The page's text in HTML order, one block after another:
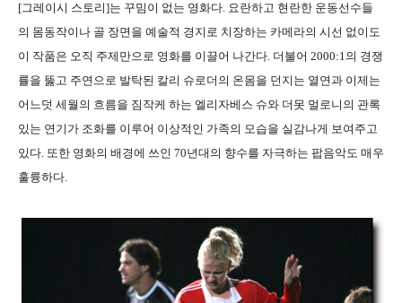
[그레이시 스토리]는 꾸밈이 없는 영화다. 요란하고 현란한 운동선수들
의 몸동작이나 골 장면을 예술적 경지로 치장하는 카메라의 시선 없이도
이 작품은 오직 주제만으로 영화를 이끌어 나간다. 더불어 2000:1의 경쟁
률을 뚫고 주연으로 발탁된 칼리 슈로더의 온몸을 던지는 열연과 이제는
어느덧 세월의 흐름을 짐작케 하는 엘리자베스 슈와 더못 멀로니의 관록
있는 연기가 조화를 이루어 이상적인 가족의 모습을 실감나게 보여주고
있다. 또한 영화의 배경에 쓰인 70년대의 향수를 자극하는 팝음악도 매우
훌륭하다.